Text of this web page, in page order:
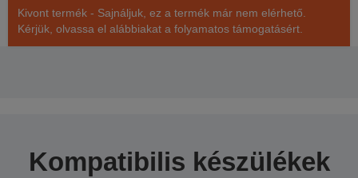
Kivont termék - Sajnáljuk, ez a termék már nem elérhető.
Kérjük, olvassa el alábbiakat a folyamatos támogatásért.
Kompatibilis készülékek